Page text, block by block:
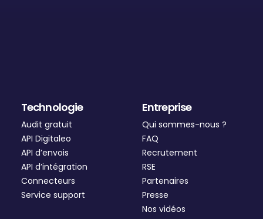
Technologie
Audit gratuit
API Digitaleo
API d’envois
API d’intégration
Connecteurs
Service support
Entreprise
Qui sommes-nous ?
FAQ
Recrutement
RSE
Partenaires
Presse
Nos vidéos